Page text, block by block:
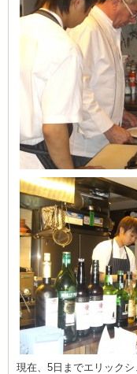
新
現在、5日までエリック